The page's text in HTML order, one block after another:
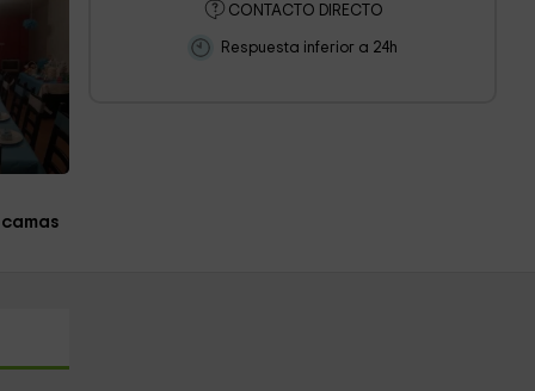
CONTACTO DIRECTO
Respuesta inferior a 24h